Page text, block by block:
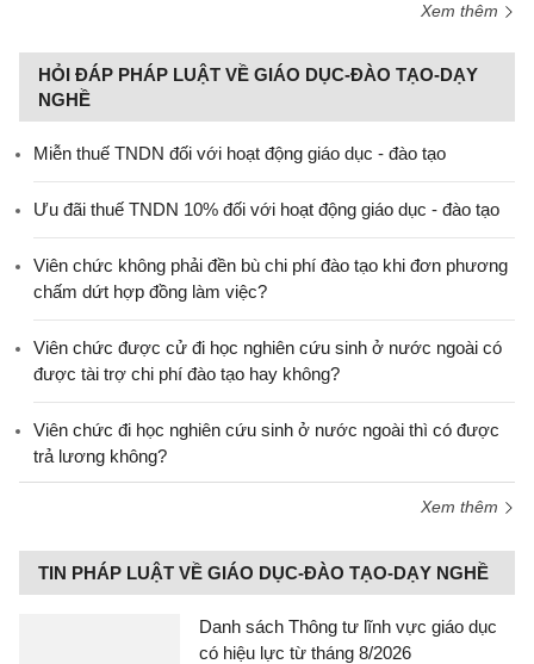
Xem thêm
HỎI ĐÁP PHÁP LUẬT VỀ GIÁO DỤC-ĐÀO TẠO-DẠY
NGHỀ
Miễn thuế TNDN đối với hoạt động giáo dục - đào tạo
Ưu đãi thuế TNDN 10% đối với hoạt động giáo dục - đào tạo
Viên chức không phải đền bù chi phí đào tạo khi đơn phương
chấm dứt hợp đồng làm việc?
Viên chức được cử đi học nghiên cứu sinh ở nước ngoài có
được tài trợ chi phí đào tạo hay không?
Viên chức đi học nghiên cứu sinh ở nước ngoài thì có được
trả lương không?
Xem thêm
TIN PHÁP LUẬT VỀ GIÁO DỤC-ĐÀO TẠO-DẠY NGHỀ
Danh sách Thông tư lĩnh vực giáo dục
có hiệu lực từ tháng 8/2026